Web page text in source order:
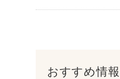
おすすめ情報